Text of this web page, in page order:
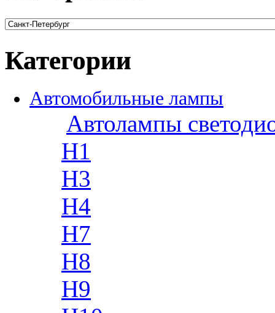
Категории
Автомобильные лампы
Автолампы
H1
H3
H4
H7
H8
H9